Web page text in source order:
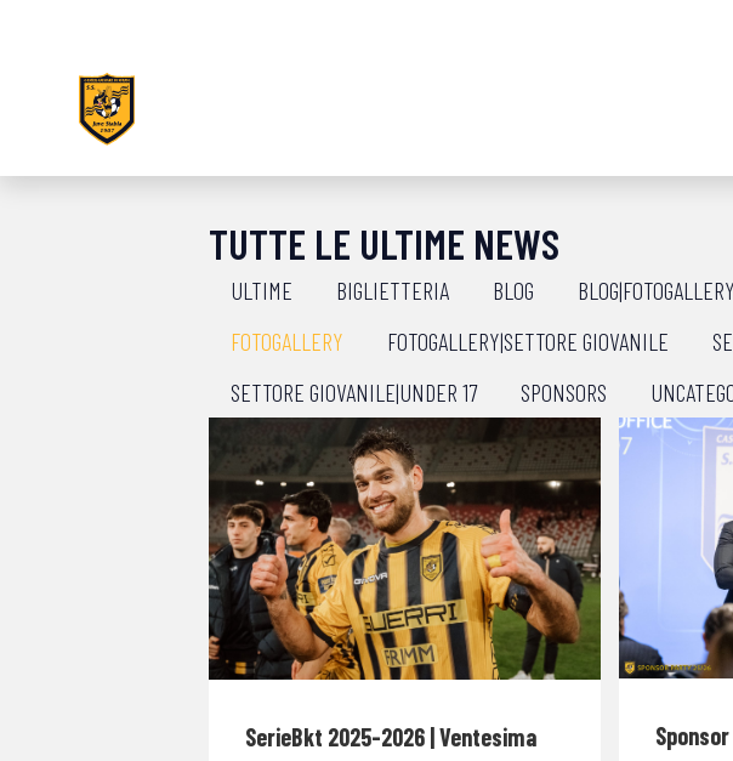
TUTTE LE ULTIME NEWS
ULTIME BIGLIETTERIA BLOG BLOG|FOTOGALLERY
FOTOGALLERY
FOTOGALLERY|SETTORE GIOVANILE
SETTORE GIOVANILE|UNDER 17
SPONSORS
SerieBkt 2025-2026 | Ventesima